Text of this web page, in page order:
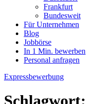
Frankfurt
Bundesweit
Für Unternehmen
Blog
Jobbörse
In 1 Min. bewerben
Personal anfragen
Expressbewerbung